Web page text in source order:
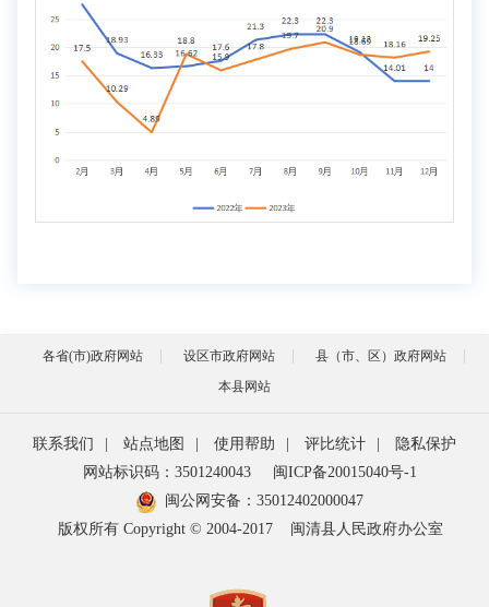
各省(市)政府网站 设区市政府网站
县（市、区）政府网站
本县网站
联系我们 站点地图 使用帮助 评比统计
隐私保护
网站标识码：3501240043
闽ICP备20015040号-1
闽公网安备： 35012402000047
版权所有 Copyright © 2004-2017
闽清县人民政府办公室